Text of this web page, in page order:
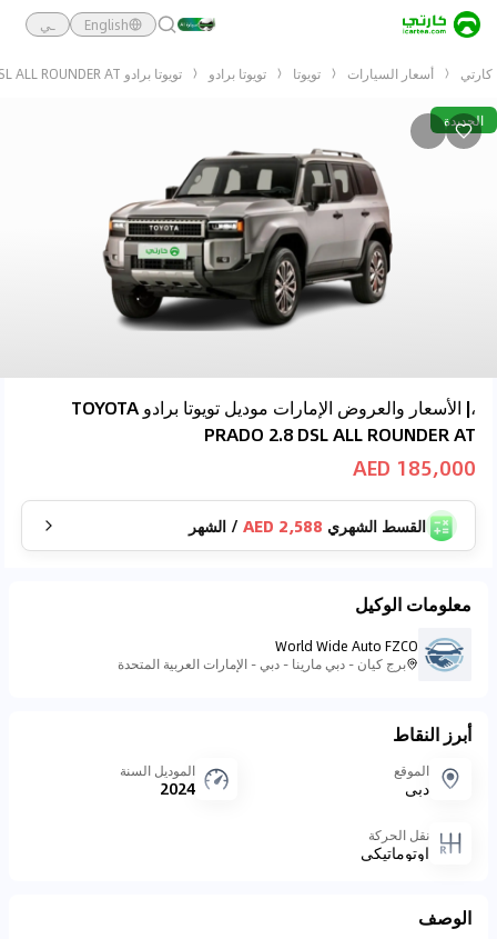
English ـي
كارتي أسعار السيارات تويوتا تويوتا برادو تويوتا برادو TOYOTA PRADO 2.8 DSL ALL ROUNDER AT
الجديدة
،| الأسعار والعروض الإمارات موديل تويوتا برادو TOYOTA
PRADO 2.8 DSL ALL ROUNDER AT
185,000 AED
القسط الشهري 2,588 AED
/ الشهر
معلومات الوكيل
World Wide Auto FZCO
برج كيان - دبي مارينا - دبي - الإمارات العربية المتحدة
أبرز النقاط
الموقع
دبي
الموديل السنة
2024
نقل الحركة
اوتوماتيكي
الوصف